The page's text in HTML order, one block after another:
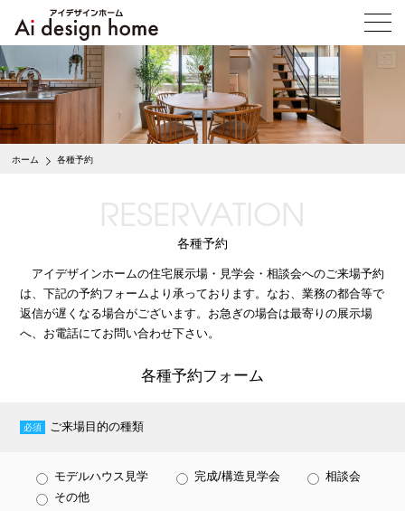
メ
ニ
ュ
ホーム 各種予約
RESERVATION
各種予約
アイデザインホームの住宅展示場・見学会・相談会へのご来場予約
は、下記の予約フォームより承っております。なお、業務の都合等で
返信が遅くなる場合がございます。お急ぎの場合は最寄りの展示場
へ、お電話にてお問い合わせ下さい。
各種予約フォーム
ご来場目的の種類
モデルハウス見学 完成/構造見学会
相談会
その他